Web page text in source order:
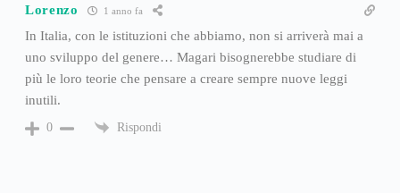
Lorenzo 1 anno fa
In Italia, con le istituzioni che abbiamo, non si arriverà mai a
uno sviluppo del genere… Magari bisognerebbe studiare di
più le loro teorie che pensare a creare sempre nuove leggi
inutili.
0 Rispondi